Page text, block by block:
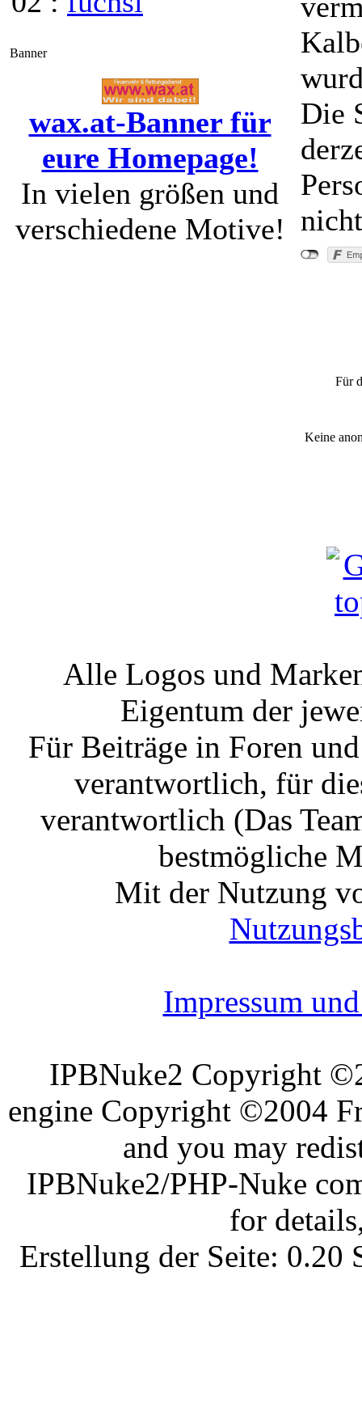
Banner
wax.at-Banner für
eure Homepage!
In vielen größen und
verschiedene Motive!
Die
Für
Keine
Alle Logos und
Eigentum der
Für Beiträge in Foren
verantwortlich, für
verantwortlich (Das
bestmögliche
Mit der Nutzung
Impressum
IPBNuke2 Copyright
engine Copyright ©2004
and you may
IPBNuke2/PHP-Nuke
for
Erstellung der Seite: 0.20